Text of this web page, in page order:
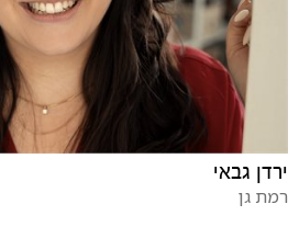
ירדן גבאי
רמת גן